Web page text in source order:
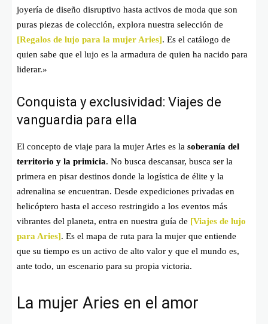
joyería de diseño disruptivo hasta activos de moda que son
puras piezas de colección, explora nuestra selección de
[Regalos de lujo para la mujer Aries]. Es el catálogo de
quien sabe que el lujo es la armadura de quien ha nacido para
liderar.»
Conquista y exclusividad: Viajes de
vanguardia para ella
El concepto de viaje para la mujer Aries es la soberanía del
territorio y la primicia. No busca descansar, busca ser la
primera en pisar destinos donde la logística de élite y la
adrenalina se encuentran. Desde expediciones privadas en
helicóptero hasta el acceso restringido a los eventos más
vibrantes del planeta, entra en nuestra guía de [Viajes de lujo
para Aries]. Es el mapa de ruta para la mujer que entiende
que su tiempo es un activo de alto valor y que el mundo es,
ante todo, un escenario para su propia victoria.
La mujer Aries en el amor